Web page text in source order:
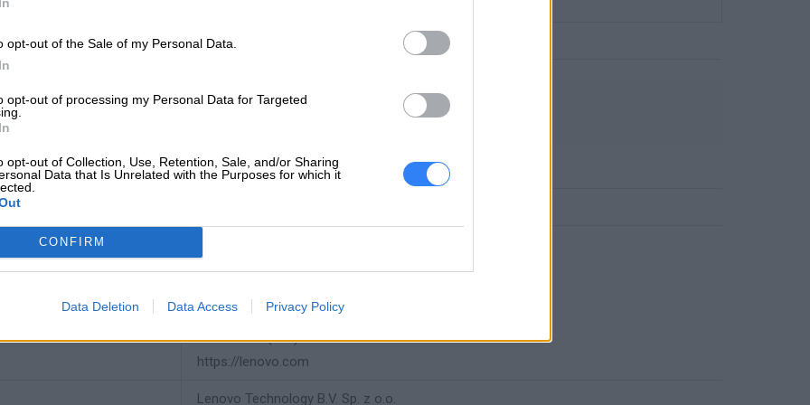
opt-out of the Sale of my Personal Data.
opt-out of processing my Personal Data for Targeted
opt-out of Collection, Use, Retention, Sale, and/or Sharing
Data that Is Unrelated with the Purposes for which it
CONFIRM
Data Deletion Data Access Privacy Policy
o kompatybilnosci
dla: Lenovo Storage D1224 4587
INFORMACJE HANDLOWE
producenta
18001 Development Drive
Telefon: +1 (855) 253-6686
https://lenovo.com
Lenovo Technology B.V. Sp. z o.o.